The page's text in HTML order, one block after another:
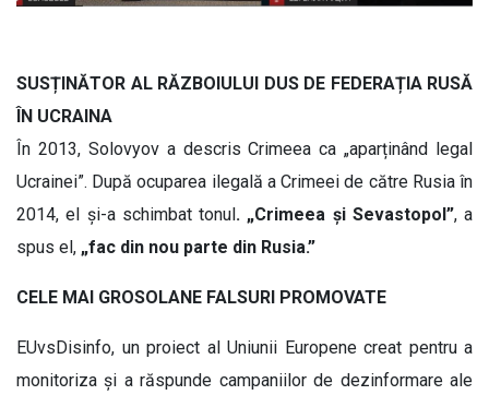
SUSȚINĂTOR AL RĂZBOIULUI DUS DE FEDERAȚIA RUSĂ
ÎN UCRAINA
În 2013, Solovyov a descris Crimeea ca „aparținând legal
Ucrainei”. După ocuparea ilegală a Crimeei de către Rusia în
2014, el și-a schimbat tonul. „Crimeea și Sevastopol”, a
spus el, „fac din nou parte din Rusia.”
CELE MAI GROSOLANE FALSURI PROMOVATE
EUvsDisinfo, un proiect al Uniunii Europene creat pentru a
monitoriza și a răspunde campaniilor de dezinformare ale